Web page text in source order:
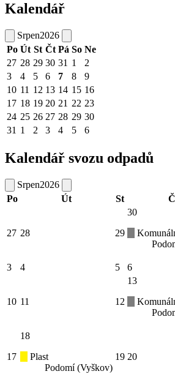
Kalendář
Srpen2026
Po Út St Čt Pá So Ne
27 28 29 30 31 1
2
3
4 5 6 7 8
9
10 11 12 13 14 15 16
17 18 19 20 21 22 23
24 25 26 27 28 29 30
31 1 2 3 4 5 6
Kalendář svozu odpadů
Srpen2026
Po
Út St
27 28 29
30
3 4 5 6
10 11 12
13
17
18
Plast
Podomí (Vyškov)
19 20